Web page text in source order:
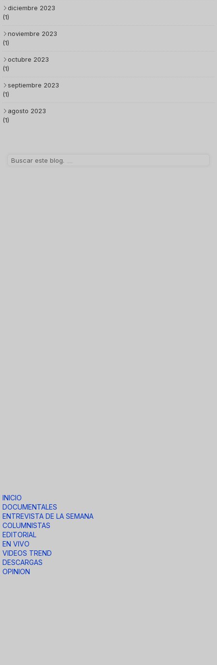
diciembre 2023
(1)
noviembre 2023
(1)
octubre 2023
(1)
septiembre 2023
(1)
agosto 2023
(1)
INICIO
DOCUMENTALES
ENTREVISTA DE LA SEMANA
COLUMNISTAS
EDITORIAL
EN VIVO
VIDEOS TREND
DESCARGAS
OPINION